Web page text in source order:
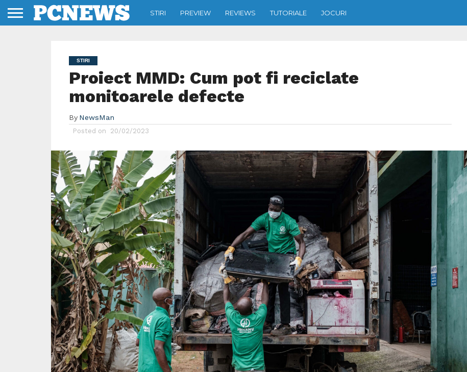
STIRI PREVIEW REVIEWS TUTORIALE JOCURI
STIRI
Proiect MMD: Cum pot fi reciclate
monitoarele defecte
By NewsMan
Posted on 20/02/2023